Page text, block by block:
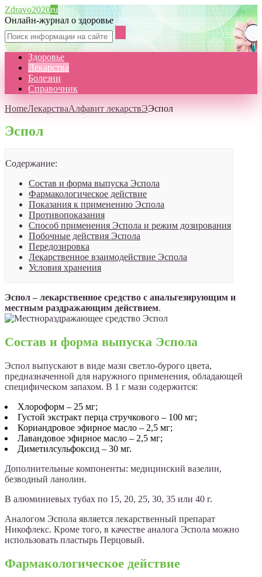
Zdravo2020ru
Онлайн-журнал о здоровье
Здоровье
Лекарства
Болезни
Справочник
HomeЛекарстваАлфавит лекарствЭЭспол
Эспол
Содержание:
Состав и форма выпуска Эспола
Фармакологическое действие
Показания к применению Эспола
Противопоказания
Способ применения Эспола и режим дозирования
Побочные действия Эспола
Передозировка
Лекарственное взаимодействие Эспола
Условия хранения
Эспол – лекарственное средство с анальгезирующим и
местным раздражающим действием.
Состав и форма выпуска Эспола
Эспол выпускают в виде мази светло-бурого цвета,
предназначенной для наружного применения, обладающей
специфическом запахом. В 1 г мази содержится:
Хлороформ – 25 мг;
Густой экстракт перца стручкового – 100 мг;
Кориандровое эфирное масло – 2,5 мг;
Лавандовое эфирное масло – 2,5 мг;
Диметилсульфоксид – 30 мг.
Дополнительные компоненты: медицинский вазелин,
безводный ланолин.
В алюминиевых тубах по 15, 20, 25, 30, 35 или 40 г.
Аналогом Эспола является лекарственный препарат
Никофлекс. Кроме того, в качестве аналога Эспола можно
использовать пластырь Перцовый.
Фармакологическое действие